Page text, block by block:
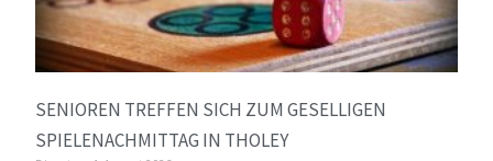
SENIOREN TREFFEN SICH ZUM GESELLIGEN
SPIELENACHMITTAG IN THOLEY